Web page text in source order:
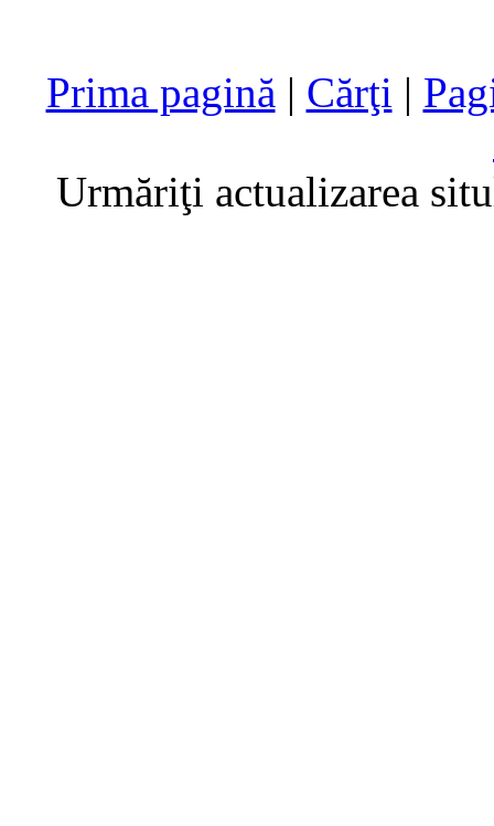
Prima pagină | Cărţi |
Urmăriţi actualizarea